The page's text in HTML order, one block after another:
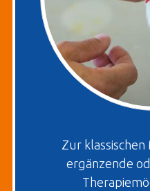
Zur
ergänzende